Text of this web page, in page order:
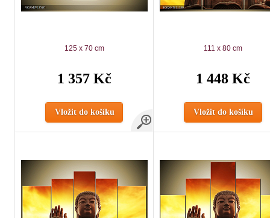
125 x 70 cm
1 357 Kč
Vložit do košíku
111 x 80 cm
1 448 Kč
Vložit do košíku